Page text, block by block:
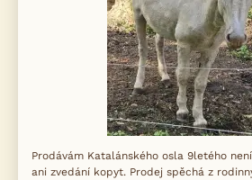
Prodávám Katalánského osla 9letého
ani zvedání kopyt. Prodej spěchá z